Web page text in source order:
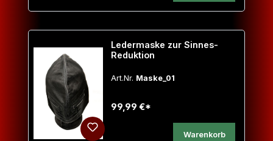
Ledermaske zur Sinnes-
Reduktion
Art.Nr. Maske_01
99,99 €*
Warenkorb